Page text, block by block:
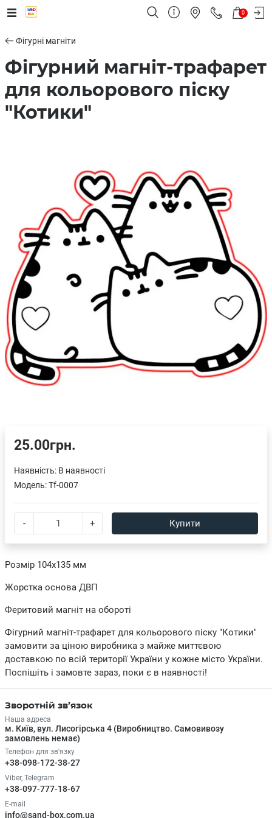
0
Фігурні магніти
Фігурний магніт-трафарет
для кольорового піску
"Котики"
Розмір 104х135 мм
Жорстка основа ДВП
Феритовий магніт на обороті
Фігурний магніт-трафарет для кольорового піску "Котики"
замовити за ціною виробника з майже миттєвою
доставкою по всій території України у кожне місто України.
Поспішіть і замовте зараз, поки є в наявності!
25.00грн.
Наявність: В наявності
Модель:Tf-0007
- + Купити
Зворотній зв’язок
Наша адреса
м. Київ, вул. Лисогірська 4 (Виробництво. Самовивозу
замовлень немає)
Телефон для зв'язку
+38-098-172-38-27
Viber, Telegram
+38-097-777-18-67
E-mail
info@sand-box.com.ua